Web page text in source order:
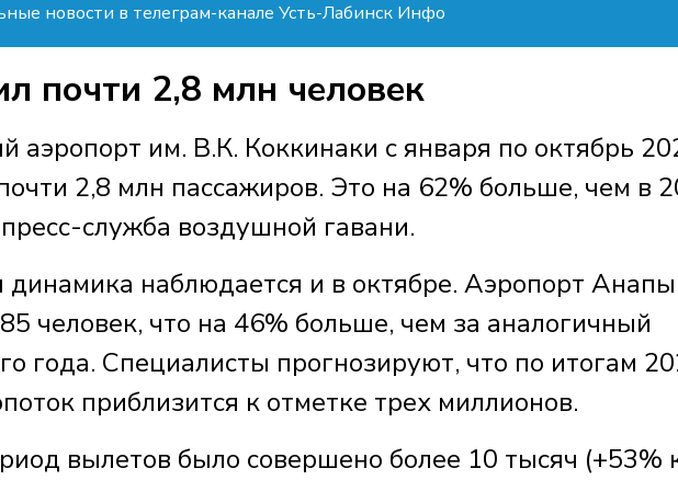
новости в телеграм-канале Усть-Лабинск Инфо
почти 2,8 млн человек
им. В.К. Коккинаки с января по октябрь
2,8 млн пассажиров. Это на 62% больше, чем в
служба воздушной гавани.
наблюдается и в октябре. Аэропорт Анапы
человек, что на 46% больше, чем за аналогичный
года. Специалисты прогнозируют, что по итогам
приблизится к отметке трех миллионов.
вылетов было совершено более 10 тысяч (+53%